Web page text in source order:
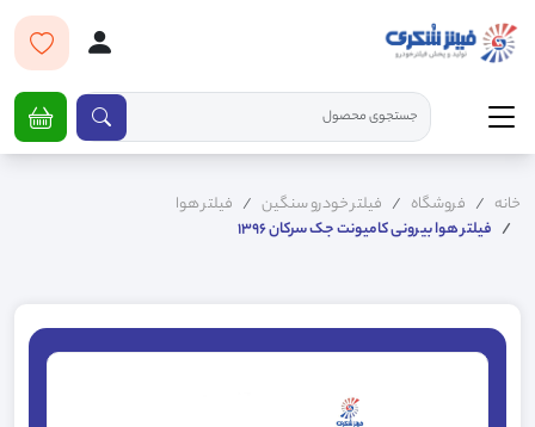
خانه فروشگاه فیلتر خودرو سنگین
فیلتر هوا
فیلتر هوا بیرونی کامیونت جک سرکان 1396